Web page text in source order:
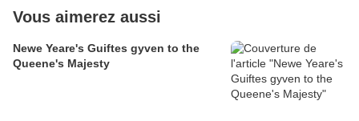
Vous aimerez aussi
Newe Yeare's Guiftes gyven to the
Queene's Majesty